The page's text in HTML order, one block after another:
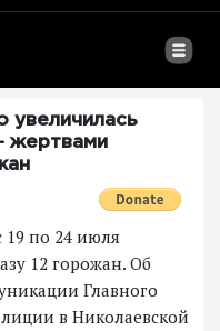
увеличилась
жертвами
19 по 24 июля
12 горожан. Об
Главного
в Николаевской